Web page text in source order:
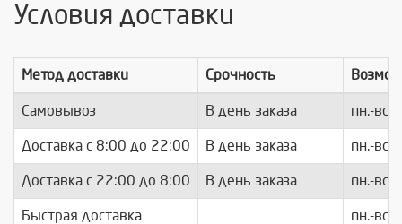
Условия доставки
Метод доставки Срочность
Самовывоз В день заказа пн.-вс.
Доставка c 8:00 до 22:00 В день заказа пн.-вс.
Доставка с 22:00 до 8:00 В день заказа пн.-вс.
Быстрая доставка пн.-вс.